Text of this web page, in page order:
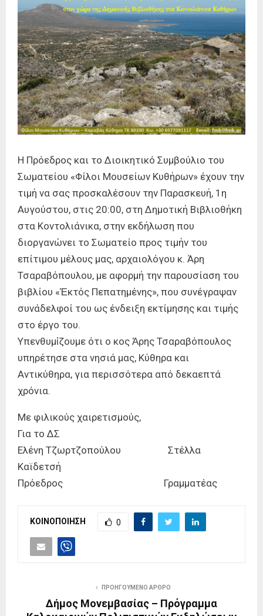
Η Πρόεδρος και το Διοικητικό Συμβούλιο του
Σωματείου «Φίλοι Μουσείων Κυθήρων» έχουν την
τιμή να σας προσκαλέσουν την Παρασκευή, 1η
Αυγούστου, στις 20:00, στη Δημοτική Βιβλιοθήκη
στα Κοντολιάνικα, στην εκδήλωση που
διοργανώνει το Σωματείο προς τιμήν του
επίτιμου μέλους μας, αρχαιολόγου κ. Άρη
Τσαραβόπουλου, με αφορμή την παρουσίαση του
βιβλίου «Ἑκτός Πεπατημένης», που συνέγραψαν
συνάδελφοί του ως ένδειξη εκτίμησης και τιμής
στο έργο του.
Υπενθυμἰζουμε ότι ο κος Ἀρης Τσαραβόπουλος
υπηρέτησε στα νησιά μας, Κύθηρα και
Αντικύθηρα, για περισσότερα από δεκαεπτά
χρόνια.
Με φιλικούς χαιρετισμούς,
Για το ΔΣ
Ελένη Τζωρτζοπούλου Στέλλα
Καϊδετσή
Πρόεδρος Γραμματέας
ΚΟΙΝΟΠΟΙΗΣΗ 0
ΠΡΟΗΓΟΥΜΕΝΟ ΑΡΘΡΟ
Δήμος Μονεμβασίας – Πρόγραμμα